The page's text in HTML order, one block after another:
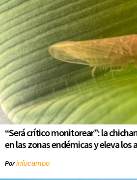
“Será crítico monitorear”: la
en las zonas endémicas y eleva los
Porinfocampo